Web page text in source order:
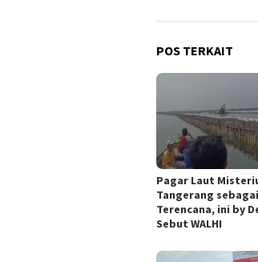
POS TERKAIT
Pagar Laut
Tangerang
Terencana, ini by
Sebut WALHI